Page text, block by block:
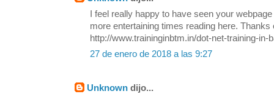
I feel really happy to have seen your
more entertaining times reading here.
http://www.traininginbtm.in/dot-net-training-in-
27 de enero de 2018 a las 9:27
Unknown dijo...